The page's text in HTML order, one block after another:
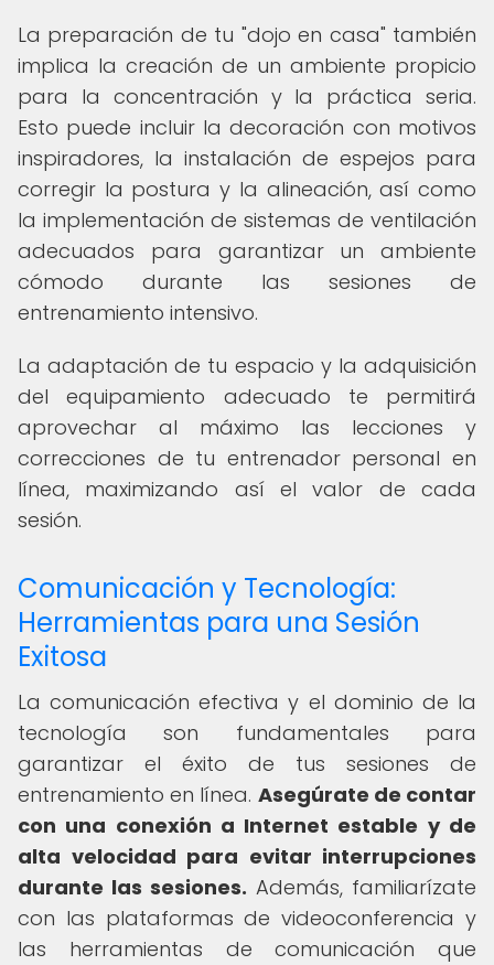
La preparación de tu "dojo en casa" también
implica la creación de un ambiente propicio
para la concentración y la práctica seria.
Esto puede incluir la decoración con motivos
inspiradores, la instalación de espejos para
corregir la postura y la alineación, así como
la implementación de sistemas de ventilación
adecuados para garantizar un ambiente
cómodo durante las sesiones de
entrenamiento intensivo.
La adaptación de tu espacio y la adquisición
del equipamiento adecuado te permitirá
aprovechar al máximo las lecciones y
correcciones de tu entrenador personal en
línea, maximizando así el valor de cada
sesión.
Comunicación y Tecnología:
Herramientas para una Sesión
Exitosa
La comunicación efectiva y el dominio de la
tecnología son fundamentales para
garantizar el éxito de tus sesiones de
entrenamiento en línea. Asegúrate de contar
con una conexión a Internet estable y de
alta velocidad para evitar interrupciones
durante las sesiones. Además, familiarízate
con las plataformas de videoconferencia y
las herramientas de comunicación que